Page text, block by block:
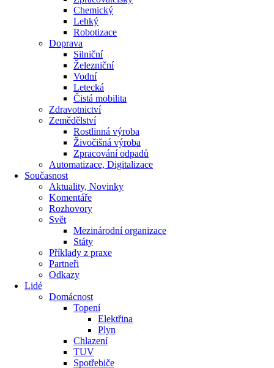
Chemický
Lehký
Robotizace
Doprava
Silniční
Železniční
Vodní
Letecká
Čistá mobilita
Zdravotnictví
Zemědělství
Rostlinná výroba
Živočišná výroba
Zpracování odpadů
Automatizace, Digitalizace
Současnost
Aktuality, Novinky
Komentáře
Rozhovory
Svět
Mezinárodní organizace
Státy
Příklady z praxe
Partneři
Odkazy
Lidé
Domácnost
Topení
Elektřina
Plyn
Chlazení
TUV
Spotřebiče